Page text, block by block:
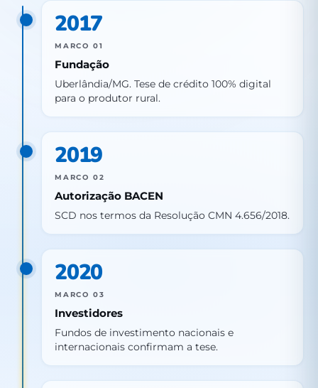
2017
MARCO 01
Fundação
Uberlândia/MG. Tese de crédito 100% digital
para o produtor rural.
2019
MARCO 02
Autorização BACEN
SCD nos termos da Resolução CMN 4.656/2018.
2020
MARCO 03
Investidores
Fundos de investimento nacionais e
internacionais confirmam a tese.